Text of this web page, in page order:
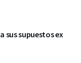
sus supuestos ex